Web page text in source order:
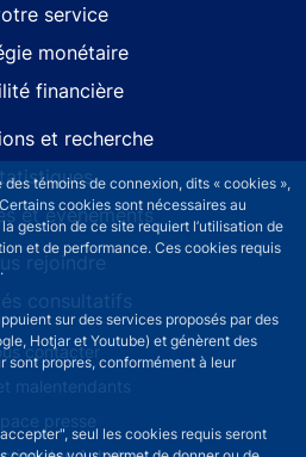
témoins de connexion, dits « cookies »,
cookies sont nécessaires au
gestion de ce site requiert l’utilisation de
et de performance. Ces cookies requis
sur des services proposés par des
Hotjar et Youtube) et génèrent des
sont propres, conformément à leur
seul les cookies requis seront
service
monétaire
financière
et recherche
et événements
rejoindre
consultatifs
contacter
malentendants
presse